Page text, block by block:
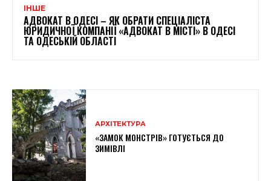
ІНШЕ
АДВОКАТ В ОДЕСІ – ЯК ОБРАТИ СПЕЦІАЛІСТА
ЮРИДИЧНОЇ КОМПАНІЇ «АДВОКАТ В МІСТІ» В ОДЕСІ
ТА ОДЕСЬКІЙ ОБЛАСТІ
АРХІТЕКТУРА
«ЗАМОК МОНСТРІВ» ГОТУЄТЬСЯ ДО
ЗИМІВЛІ